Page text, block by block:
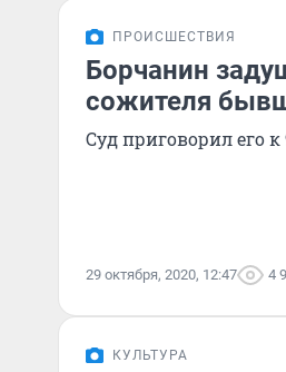
ПРОИСШЕСТВИЯ
Борчанин
сожителя
Суд приговорил его
29 октября, 2020, 12:47 4
КУЛЬТУРА